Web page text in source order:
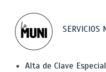
SERVICIOS
Alta de Clave